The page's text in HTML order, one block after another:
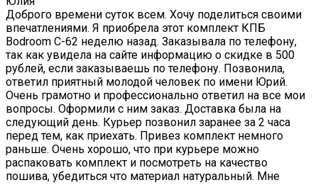
Доброго времени суток всем. Хочу поделиться своими
впечатлениями. Я приобрела этот комплект КПБ
Bodroom C-62 неделю назад. Заказывала по телефону,
так как увидела на сайте информацию о скидке в 500
рублей, если заказываешь по телефону. Позвонила,
ответил приятный молодой человек по имени Юрий.
Очень грамотно и профессионально ответил на все мои
вопросы. Оформили с ним заказ. Доставка была на
следующий день. Курьер позвонил заранее за 2 часа
перед тем, как приехать. Привез комплект немного
раньше. Очень хорошо, что при курьере можно
распаковать комплект и посмотреть на качество
пошива, убедиться что материал натуральный. Мне